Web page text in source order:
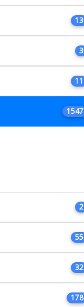
13
3
11
1547
2
55
32
178